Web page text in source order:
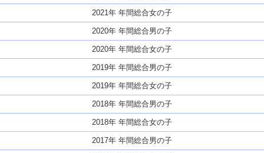
2021年 年間総合女の子
2020年 年間総合男の子
2020年 年間総合女の子
2019年 年間総合男の子
2019年 年間総合女の子
2018年 年間総合男の子
2018年 年間総合女の子
2017年 年間総合男の子